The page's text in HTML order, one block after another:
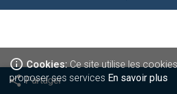
info_outline Cookies:Ce site utilise les
proposer ses services En savoir plus
share Partager